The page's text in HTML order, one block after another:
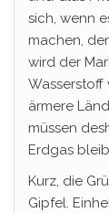
sich, wenn
machen,
wird der
ärmere
müssen
Erdgas
Kurz, die
Gipfel.